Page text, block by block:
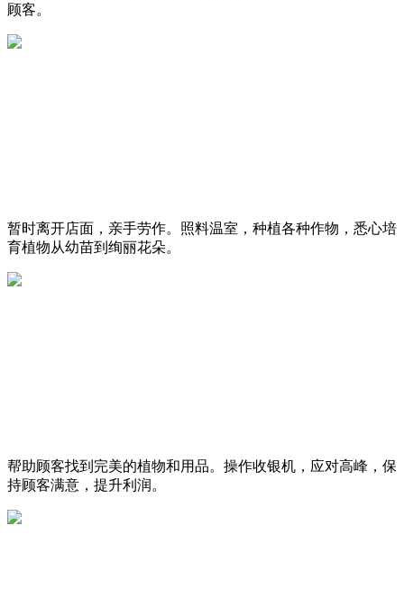
顾客。
暂时离开店面，亲手劳作。照料温室，种植各种作物，悉心培
育植物从幼苗到绚丽花朵。
帮助顾客找到完美的植物和用品。操作收银机，应对高峰，保
持顾客满意，提升利润。